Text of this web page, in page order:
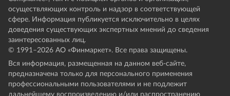
осуществляющих контроль и надзор в соответствующей
сфере. Информация публикуется исключительно в целях
доведения существующих экспертных мнений до сведения
заинтересованных лиц.
© 1991–2026 АО «Финмаркет». Все права защищены.
Вся информация, размещенная на данном веб-сайте,
предназначена только для персонального применения
профессиональными пользователями и не подлежит
дальнейшему воспроизведению и/или распространению